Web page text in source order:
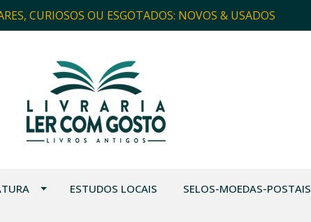
CURIOSOS OU ESGOTADOS: NOVOS & USADOS
ESTUDOS LOCAIS SELOS-MOEDAS-POSTAIS